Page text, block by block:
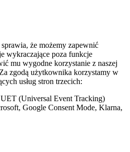
że możemy zapewnić
wykraczające poza funkcje
mu wygodne korzystanie z naszej
zgodą użytkownika korzystamy w
usług stron trzecich:
(Universal Event Tracking)
Google Consent Mode, Klarna,